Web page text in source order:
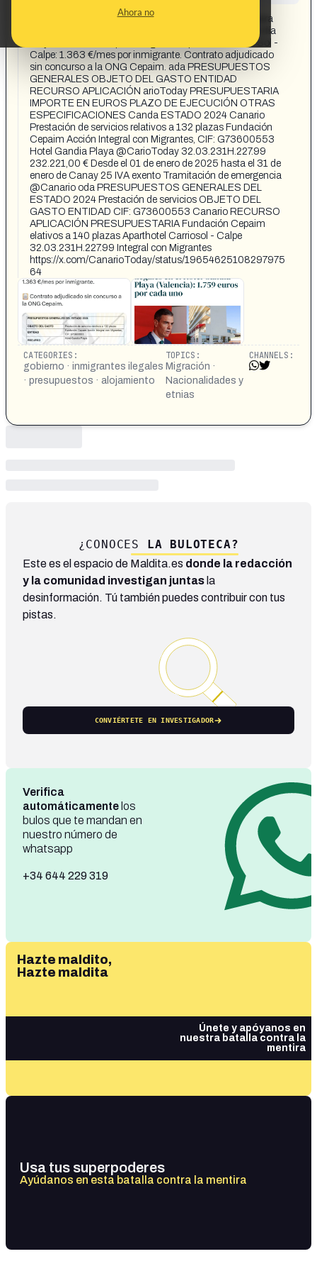
Ahora no
El Gobierno gasta 423.041€ en 1 mes (enero 2025) para
alojar a 272 inmigrantes ilegales en hoteles. Hotel Gandía
Playa: 1.759 €/mes por inmigrante. Aparthotel Carrio Sol -
Calpe: 1.363 €/mes por inmigrante. Contrato adjudicado
sin concurso a la ONG Cepaim. ada PRESUPUESTOS
GENERALES OBJETO DEL GASTO ENTIDAD
RECURSO APLICACIÓN arioToday PRESUPUESTARIA
IMPORTE EN EUROS PLAZO DE EJECUCIÓN OTRAS
ESPECIFICACIONES Canda ESTADO 2024 Canario
Prestación de servicios relativos a 132 plazas Fundación
Cepaim Acción Integral con Migrantes, CIF: G73600553
Hotel Gandia Playa @CarioToday 32.03.231H.227.99
232.221,00 € Desde el 01 de enero de 2025 hasta el 31 de
enero de Canay 25 IVA exento Tramitación de emergencia
@Canario oda PRESUPUESTOS GENERALES DEL
ESTADO 2024 Prestación de servicios OBJETO DEL
GASTO ENTIDAD CIF: G73600553 Canario RECURSO
APLICACIÓN PRESUPUESTARIA Fundación Cepaim
elativos a 140 plazas Aparthotel Carriosol - Calpe
32.03.231H.227.99 Integral con Migrantes
https://x.com/CanarioToday/status/19654625108297975
64
CATEGORIES:
gobierno · inmigrantes ilegales
· presupuestos · alojamiento
TOPICS:
Migración ·
Nacionalidades y
etnias
CHANNELS:
¿CONOCES LA BULOTECA?
Este es el espacio de Maldita.es donde la redacción
y la comunidad investigan juntas la
desinformación. Tú también puedes contribuir con tus
pistas.
CONVIÉRTETE EN INVESTIGADOR
Verifica
automáticamente los
bulos que te mandan en
nuestro número de
whatsapp
+34 644 229 319
Hazte maldito,
Hazte maldita
Únete y apóyanos en
nuestra batalla contra la
mentira
Usa tus superpoderes
Ayúdanos en esta batalla contra la mentira